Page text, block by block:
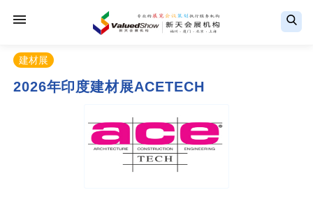
建材展
2026年印度建材展ACETECH